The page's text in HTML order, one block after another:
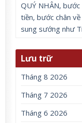
QUÝ NHÂN,
tiền, bước chân
sung sướng như
Lưu trữ
Tháng 8 2026
Tháng 7 2026
Tháng 6 2026